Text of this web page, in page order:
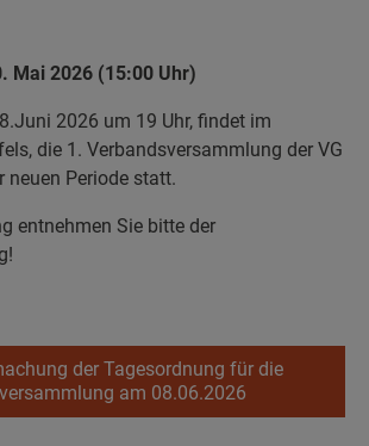
Mai 2026 (15:00 Uhr)
2026 um 19 Uhr, findet im
die 1. Verbandsversammlung der VG
neuen Periode statt.
entnehmen Sie bitte der
der Tagesordnung für die
am 08.06.2026